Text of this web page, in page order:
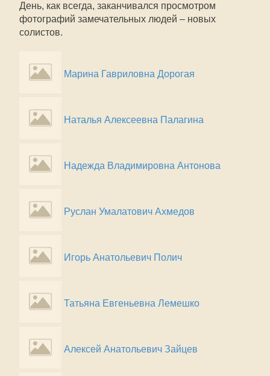
День, как всегда, заканчивался просмотром
фотографий замечательных людей – новых
солистов.
Марина Гавриловна Дорогая
Наталья Алексеевна Палагина
Надежда Владимировна Антонова
Руслан Умалатович Ахмедов
Игорь Анатольевич Полич
Татьяна Евгеньевна Лемешко
Алексей Анатольевич Зайцев